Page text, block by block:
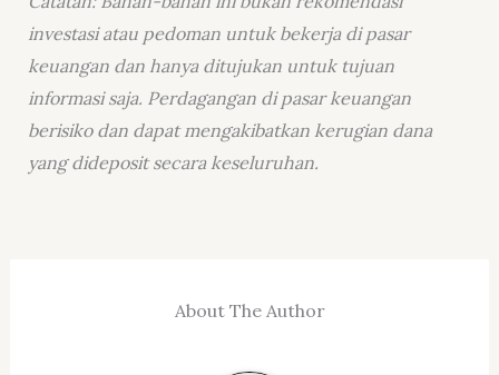
investasi atau pedoman untuk bekerja di pasar
keuangan dan hanya ditujukan untuk tujuan
informasi saja. Perdagangan di pasar keuangan
berisiko dan dapat mengakibatkan kerugian dana
yang dideposit secara keseluruhan.
About The Author